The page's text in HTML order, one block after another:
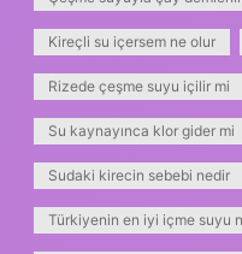
Kireçli su içersem ne olur
Rizede çeşme suyu içilir mi
Su kaynayınca klor gider mi
Sudaki kirecin sebebi nedir
Türkiyenin en iyi içme suyu